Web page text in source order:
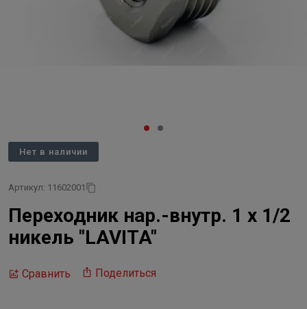
Нет в наличии
Артикул: 11602001
Переходник нар.-внутр. 1 х 1/2
никель "LAVITA"
Сравнить Поделиться